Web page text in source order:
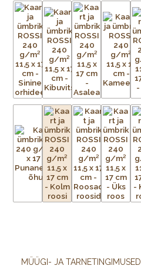
MÜÜGI- JA TARNETINGIMUSED